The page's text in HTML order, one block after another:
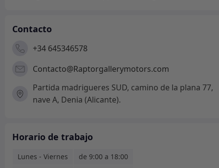
Contacto
+34 645346578
Contacto@Raptorgallerymotors.com
Partida madrigueres SUD, camino de la plana 77,
nave A, Denia (Alicante).
Horario de trabajo
Lunes - Viernes
de 9:00 a 18:00